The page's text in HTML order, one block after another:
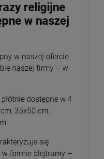
religijne
w naszej
w naszej ofercie
naszej firmy – w
dostępne w 4
35x50 cm,
się
w formie blejtramy –